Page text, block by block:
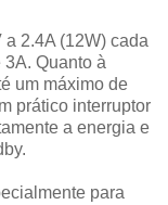
2.4A (12W) cada
Quanto à
um máximo de
prático interruptor
a energia e
para